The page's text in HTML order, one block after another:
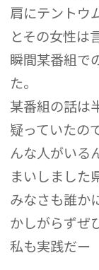
肩にテントウ
とその女性は
瞬間某番組で
た。
某番組の話は
疑っていたの
んな人がいる
まいしました
みなさも誰か
かしがらずぜ
私も実践だー